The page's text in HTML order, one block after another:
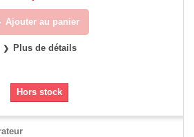
Ajouter au panier
Plus de détails
Hors stock